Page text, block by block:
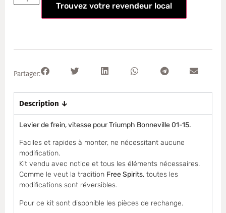
Trouvez votre revendeur local
Partager:
Description ↓
Levier de frein, vitesse pour Triumph Bonneville 01-15.
Faciles et rapides à monter, ne nécessitant aucune
modification.
Kit vendu avec notice et tous les éléments nécessaires.
Comme le veut la tradition Free Spirits, toutes les
modifications sont réversibles.
Pour ce kit sont disponible les pièces de rechange.